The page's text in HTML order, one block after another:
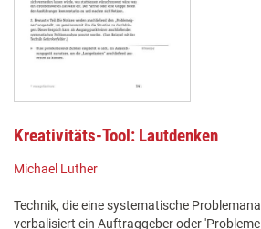
Kreativitäts-Tool: Lautdenken
Michael Luther
Technik, die eine systematische
verbalisiert ein Auftraggeber oder